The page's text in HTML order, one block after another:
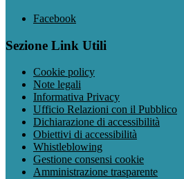
Facebook
Sezione Link Utili
Cookie policy
Note legali
Informativa Privacy
Ufficio Relazioni con il Pubblico
Dichiarazione di accessibilità
Obiettivi di accessibilità
Whistleblowing
Gestione consensi cookie
Amministrazione trasparente